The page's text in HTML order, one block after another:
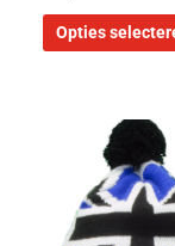
Opties